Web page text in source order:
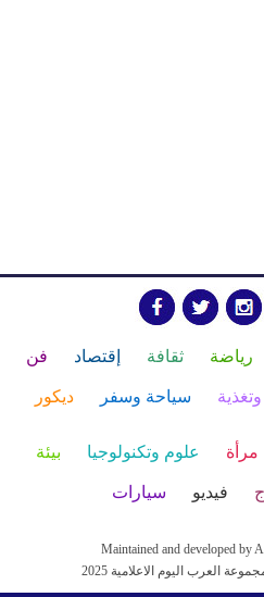
رياضة ثقافة إقتصاد فن
سياحة وسفر ديكور
مرأة علوم وتكنولوجيا بيئة
فيديو سيارات
Maintained and developed by